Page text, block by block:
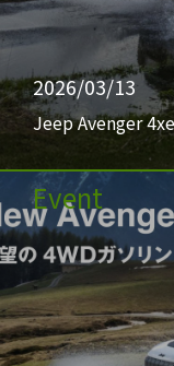
2026/03/13
Jeep Avenger
Event